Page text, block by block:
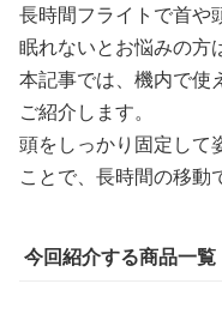
長時間フライトで首や
眠れないとお悩みの方
本記事では、機内で使
ご紹介します。
頭をしっかり固定して
ことで、長時間の移動
今回紹介する商品一覧